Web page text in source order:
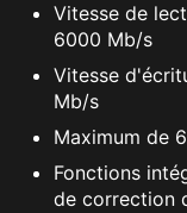
Vitesse de
6000 Mb/s
Vitesse
Mb/s
Maximum de
Fonctions
de correction